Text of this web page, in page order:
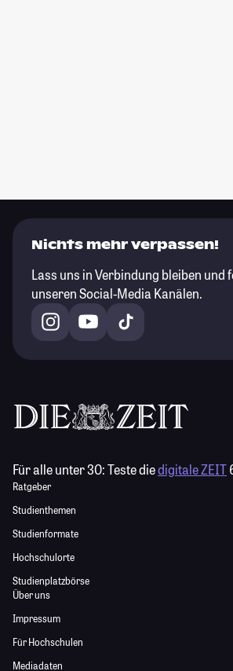
Nichts mehr verpassen!
Lass uns in Verbindung bleiben und
unseren Social-Media Kanälen.
Für alle unter 30:Teste diedigitale ZEIT
Ratgeber
Studienthemen
Studienformate
Hochschulorte
Studienplatzbörse
Über uns
Impressum
Für Hochschulen
Mediadaten